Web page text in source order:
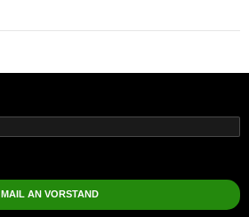
MAIL AN VORSTAND